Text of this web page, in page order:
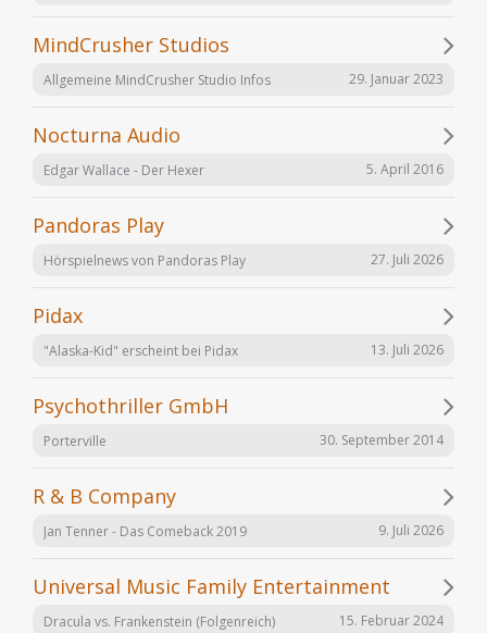
MindCrusher Studios
Allgemeine MindCrusher Studio Infos 29. Januar 2023
Nocturna Audio
Edgar Wallace - Der Hexer 5. April 2016
Pandoras Play
Hörspielnews von Pandoras Play 27. Juli 2026
Pidax
"Alaska-Kid" erscheint bei Pidax 13. Juli 2026
Psychothriller GmbH
Porterville 30. September 2014
R & B Company
Jan Tenner - Das Comeback 2019 9. Juli 2026
Universal Music Family Entertainment
Dracula vs. Frankenstein (Folgenreich) 15. Februar 2024